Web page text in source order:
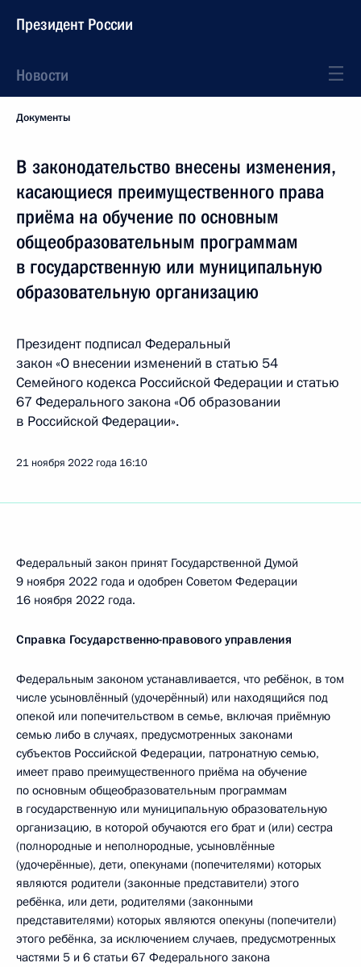
Президент России
Новости
Документы
В законодательство внесены изменения,
касающиеся преимущественного права
приёма на обучение по основным
общеобразовательным программам
в государственную или муниципальную
образовательную организацию
Президент подписал Федеральный
закон «О внесении изменений в статью 54
Семейного кодекса Российской Федерации и статью
67 Федерального закона «Об образовании
в Российской Федерации».
21 ноября 2022 года 16:10
Федеральный закон принят Государственной Думой
9 ноября 2022 года и одобрен Советом Федерации
16 ноября 2022 года.
Справка Государственно-правового управления
Федеральным законом устанавливается, что ребёнок, в том
числе усыновлённый (удочерённый) или находящийся под
опекой или попечительством в семье, включая приёмную
семью либо в случаях, предусмотренных законами
субъектов Российской Федерации, патронатную семью,
имеет право преимущественного приёма на обучение
по основным общеобразовательным программам
в государственную или муниципальную образовательную
организацию, в которой обучаются его брат и (или) сестра
(полнородные и неполнородные, усыновлённые
(удочерённые), дети, опекунами (попечителями) которых
являются родители (законные представители) этого
ребёнка, или дети, родителями (законными
представителями) которых являются опекуны (попечители)
этого ребёнка, за исключением случаев, предусмотренных
частями 5 и 6 статьи 67 Федерального закона